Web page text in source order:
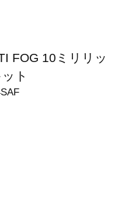
FOG 10ミリリッ
ト